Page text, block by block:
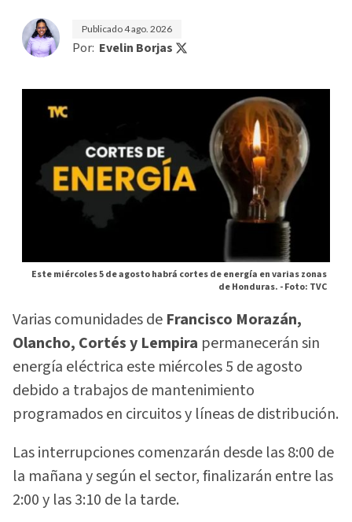
Publicado4 ago. 2026
Por: Evelin Borjas
Este miércoles 5 de agosto habrá cortes de energía en varias zonas
de Honduras. -Foto: TVC
Varias comunidades de Francisco Morazán,
Olancho, Cortés y Lempira permanecerán sin
energía eléctrica este miércoles 5 de agosto
debido a trabajos de mantenimiento
programados en circuitos y líneas de distribución.
Las interrupciones comenzarán desde las 8:00 de
la mañana y según el sector, finalizarán entre las
2:00 y las 3:10 de la tarde.